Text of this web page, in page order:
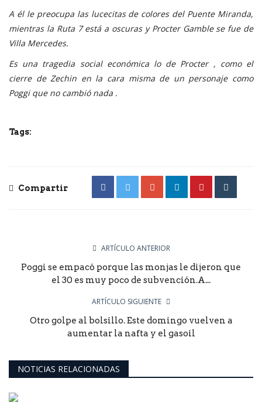
A él le preocupa las lucecitas de colores del Puente Miranda,
mientras la Ruta 7 está a oscuras y Procter Gamble se fue de
Villa Mercedes.
Es una tragedia social económica lo de Procter , como el
cierre de Zechin en la cara misma de un personaje como
Poggi que no cambió nada .
Tags:
Compartir
ARTÍCULO ANTERIOR
Poggi se empacó porque las monjas le dijeron que
el 30 es muy poco de subvención.A...
ARTÍCULO SIGUIENTE
Otro golpe al bolsillo. Este domingo vuelven a
aumentar la nafta y el gasoil
NOTICIAS RELACIONADAS